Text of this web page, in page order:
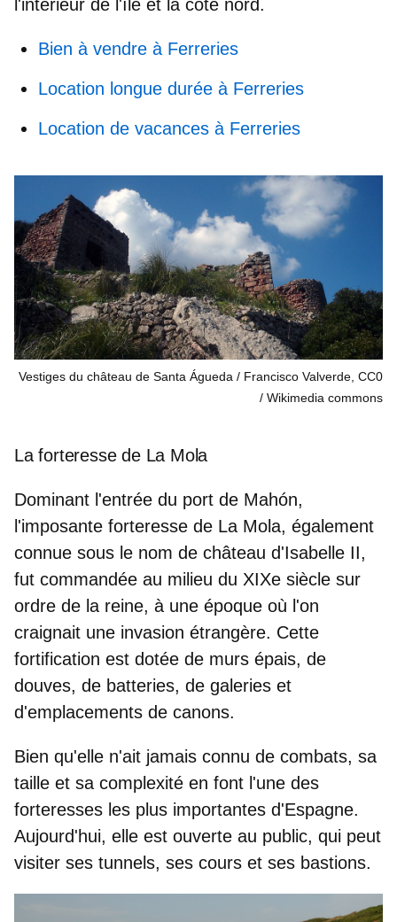
l'intérieur de l'île et la côte nord.
Bien à vendre à Ferreries
Location longue durée à Ferreries
Location de vacances à Ferreries
Vestiges du château de Santa Águeda / Francisco Valverde, CC0
Wikimedia commons
La forteresse de La Mola
Dominant l'entrée du port de Mahón,
l'imposante forteresse de La Mola, également
connue sous le nom de château d'Isabelle II,
fut commandée au milieu du XIXe siècle sur
ordre de la reine, à une époque où l'on
craignait une invasion étrangère. Cette
fortification est dotée de murs épais, de
douves, de batteries, de galeries et
d'emplacements de canons.
Bien qu'elle n'ait jamais connu de combats, sa
taille et sa complexité en font l'une des
forteresses les plus importantes d'Espagne.
Aujourd'hui, elle est ouverte au public, qui peut
visiter ses tunnels, ses cours et ses bastions.